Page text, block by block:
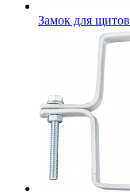
Замок для щитов